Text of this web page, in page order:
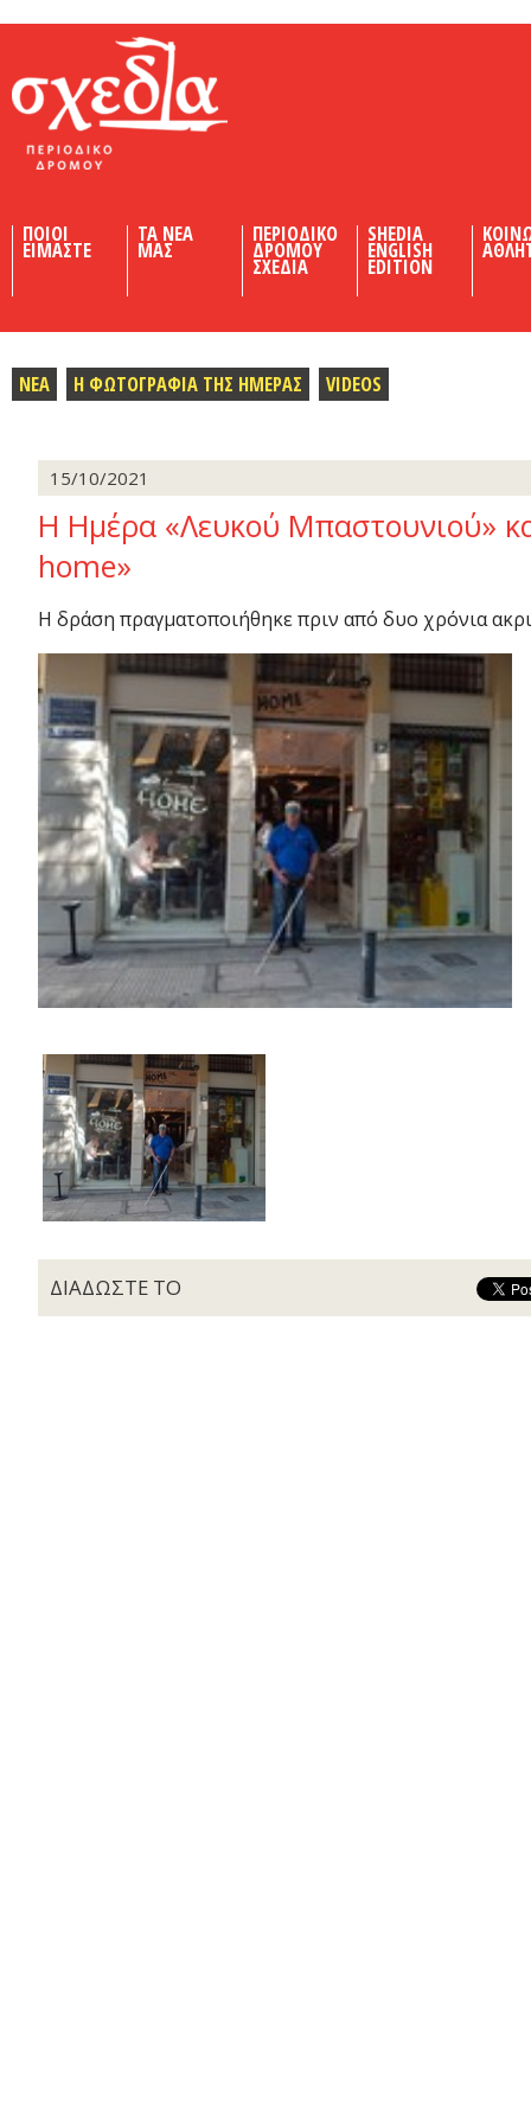
ΠΟΙΟΙ
ΕΙΜΑΣΤΕ
ΤΑ ΝΕΑ
ΜΑΣ
ΠΕΡΙΟΔΙΚΟ
ΔΡΟΜΟΥ
ΣΧΕΔΙΑ
SHEDIA
ENGLISH
EDITION
ΝΕΑ Η ΦΩΤΟΓΡΑΦΙΑ ΤΗΣ ΗΜΕΡΑΣ VIDEOS
15/10/2021
Η Ημέρα «Λευκού Μπαστουνιού»
home»
Η δράση πραγματοποιήθηκε πριν από δυο χρόνια
ΔΙΑΔΩΣΤΕ ΤΟ